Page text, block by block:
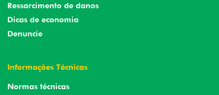
Ressarcimento de danos
Dicas de economia
Denuncie
Informações Técnicas
Normas técnicas